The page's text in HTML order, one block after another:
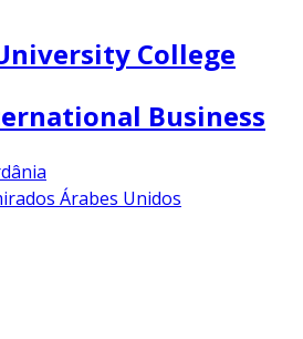
College
Business
Árabes Unidos